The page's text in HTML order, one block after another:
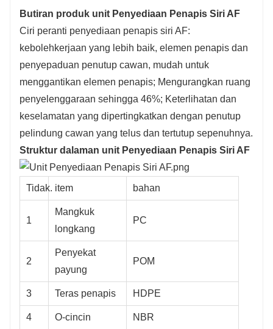
cekap;
6, struktur padat, mudah dipasang.
Butiran produk unit Penyediaan Penapis Siri AF
Ciri peranti penyediaan penapis siri AF:
kebolehkerjaan yang lebih baik, elemen penapis dan
penyepaduan penutup cawan, mudah untuk
menggantikan elemen penapis; Mengurangkan ruang
penyelenggaraan sehingga 46%; Keterlihatan dan
keselamatan yang dipertingkatkan dengan penutup
pelindung cawan yang telus dan tertutup sepenuhnya.
Struktur dalaman unit Penyediaan Penapis Siri AF
Tidak. item bahan
1
Mangkuk
longkang
PC
2
Penyekat
payung
POM
3 Teras penapis HDPE
4 O-cincin NBR